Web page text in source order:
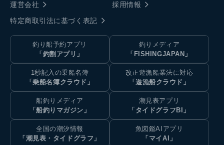
運営会社
採用情報
特定商取引法に基づく表記
釣り船予約アプリ
「釣割アプリ」
釣りメディア
「FISHINGJAPAN」
1秒記入の乗船名簿
「乗船名簿クラウド」
改正遊漁船業法に対応
「遊漁船クラウド」
船釣りメディア
「船釣りマガジン」
潮見表アプリ
「タイドグラフBI」
全国の潮汐情報
「潮見表・タイドグラフ」
魚図鑑AIアプリ
「マイAI」